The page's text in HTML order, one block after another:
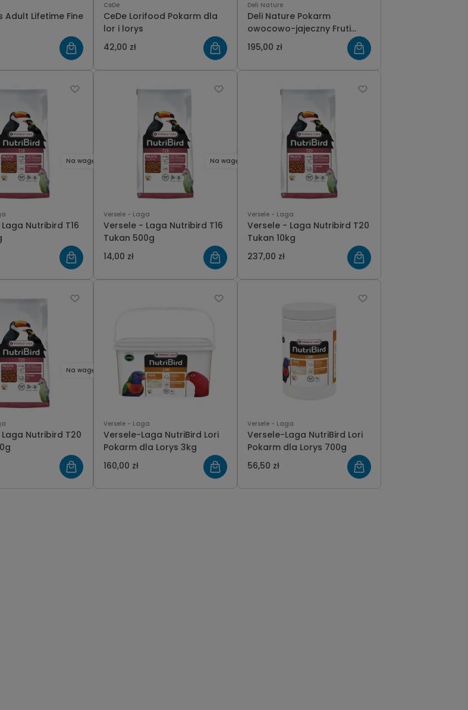
Adult Lifetime Fine
CeDe
CeDe Lorifood Pokarm dla
lor i lorys
42,00 zł
Deli Nature
Deli Nature Pokarm
owocowo-jajeczny Fruti
Pate 10kg
195,00 zł
Nutribird T16
Na wagę
Versele - Laga
Versele - Laga Nutribird T16
Tukan 500g
14,00 zł
Na wagę
Versele - Laga
Versele - Laga Nutribird T20
Tukan 10kg
237,00 zł
Nutribird T20
Na wagę
Versele - Laga
Versele-Laga NutriBird Lori
Pokarm dla Lorys 3kg
160,00 zł
Versele - Laga
Versele-Laga NutriBird Lori
Pokarm dla Lorys 700g
56,50 zł